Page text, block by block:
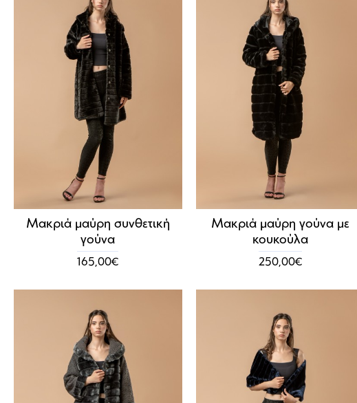
Μακριά μαύρη συνθετική
γούνα
165,00€
Μακριά μαύρη γούνα με
κουκούλα
250,00€